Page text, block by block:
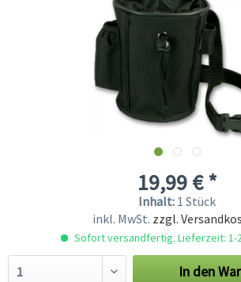
19,99 € *
Inhalt: 1 Stück
inkl. MwSt. zzgl.
Sofort versandfertig. Lieferzeit: 1-
In den